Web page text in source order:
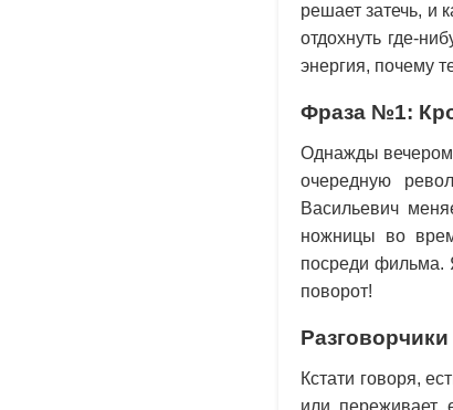
решает затечь, и
отдохнуть где-
энергия, почему
Фраза №1:
Однажды вечером
очередную
Васильевич
ножницы во
посреди фильма.
поворот!
Кстати говоря,
или переживает,